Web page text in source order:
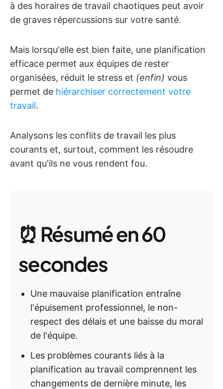
à des horaires de travail chaotiques peut avoir
de graves répercussions sur votre santé.
Mais lorsqu'elle est bien faite, une planification
efficace permet aux équipes de rester
organisées, réduit le stress et (enfin) vous
permet de hiérarchiser correctement votre
travail.
Analysons les conflits de travail les plus
courants et, surtout, comment les résoudre
avant qu'ils ne vous rendent fou.
⏰ Résumé en 60
secondes
Une mauvaise planification entraîne
l'épuisement professionnel, le non-
respect des délais et une baisse du moral
de l'équipe.
Les problèmes courants liés à la
planification au travail comprennent les
changements de dernière minute, les